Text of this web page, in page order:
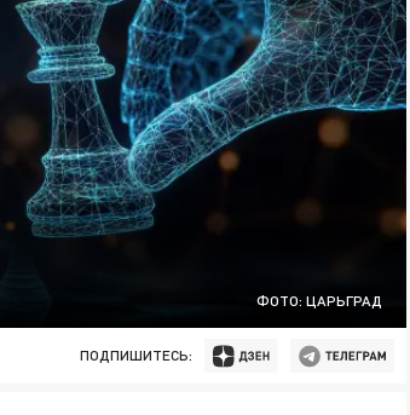
ФОТО: ЦАРЬГРАД
ПОДПИШИТЕСЬ: